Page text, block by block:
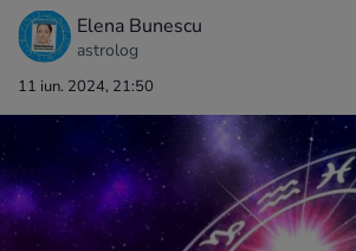
Elena Bunescu
astrolog
11 iun. 2024, 21:50